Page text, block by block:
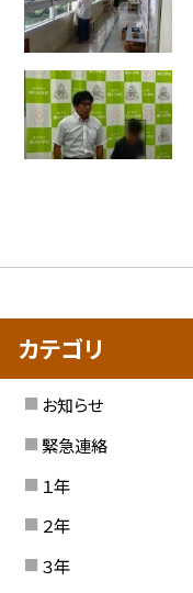
カテゴリ
お知らせ
緊急連絡
１年
２年
３年